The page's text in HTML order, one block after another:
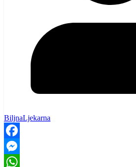
BiljnaLjekarna
Facebook
Messenger